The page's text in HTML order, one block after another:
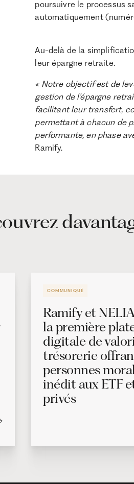
poursuivre le processus
automatiquement
Au-delà de la
leur épargne retraite.
« Notre objectif est de
gestion de l’épargne
facilitant leur transfert,
permettant à chacun de
performante, en phase
Ramify.
COMMUNIQUÉ
Ramify et
la première
digitale de
trésorerie
personnes
inédit aux ETF
privés